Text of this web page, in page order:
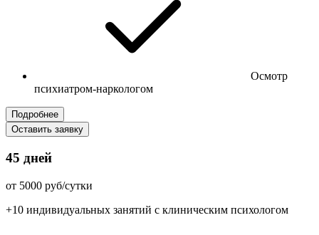
Осмотр
психиатром-наркологом
Подробнее
Оставить заявку
45 дней
от 5000 руб/сутки
+10 индивидуальных занятий с клиническим психологом